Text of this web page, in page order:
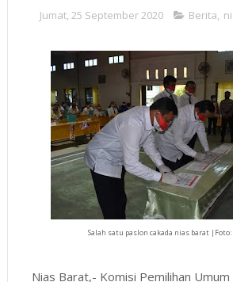
Jumat, 25 September 2020 Berita,
Salah satu paslon cakada nias barat
Nias Barat,- Komisi Pemilihan Umum